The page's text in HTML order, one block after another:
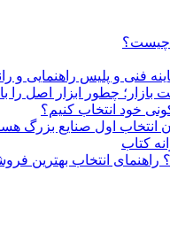
چیست؟
فنی و پلیس راهنمایی و
چطور ابزار اصل را
خود انتخاب کنیم؟
کتاب
راهنمای انتخاب بهترین